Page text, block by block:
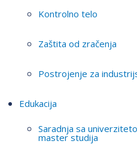
Kontrolno telo
Zaštita od zračenja
Postrojenje za
Edukacija
Saradnja sa
master studija